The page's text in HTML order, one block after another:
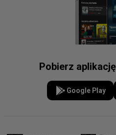
Pobierz
Google Play